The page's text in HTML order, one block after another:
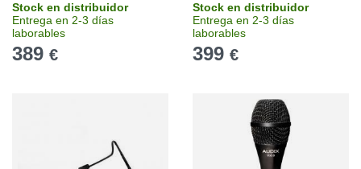
Stock en distribuidor
Entrega en 2-3 días
laborables
389 €
Stock en distribuidor
Entrega en 2-3 días
laborables
399 €